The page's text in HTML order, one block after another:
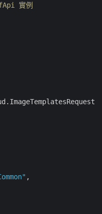
實例
,